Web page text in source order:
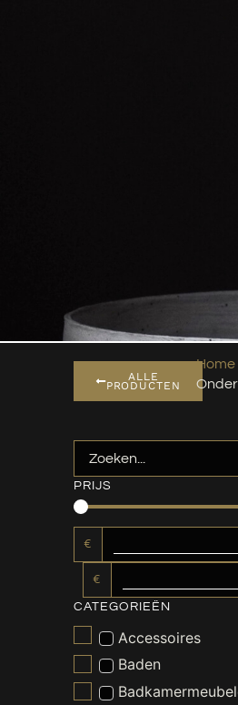
ALLE
PRODUCTEN
Home
PRIJS
€
€
CATEGORIEËN
Accessoires
Baden